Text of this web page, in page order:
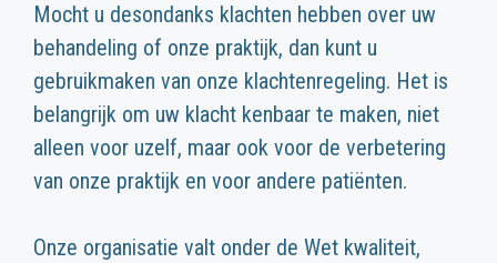
Mocht u desondanks klachten hebben over uw
behandeling of onze praktijk, dan kunt u
gebruikmaken van onze klachtenregeling. Het is
belangrijk om uw klacht kenbaar te maken, niet
alleen voor uzelf, maar ook voor de verbetering
van onze praktijk en voor andere patiënten.
Onze organisatie valt onder de Wet kwaliteit,